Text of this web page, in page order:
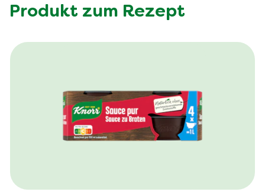
Produkt zum Rezept